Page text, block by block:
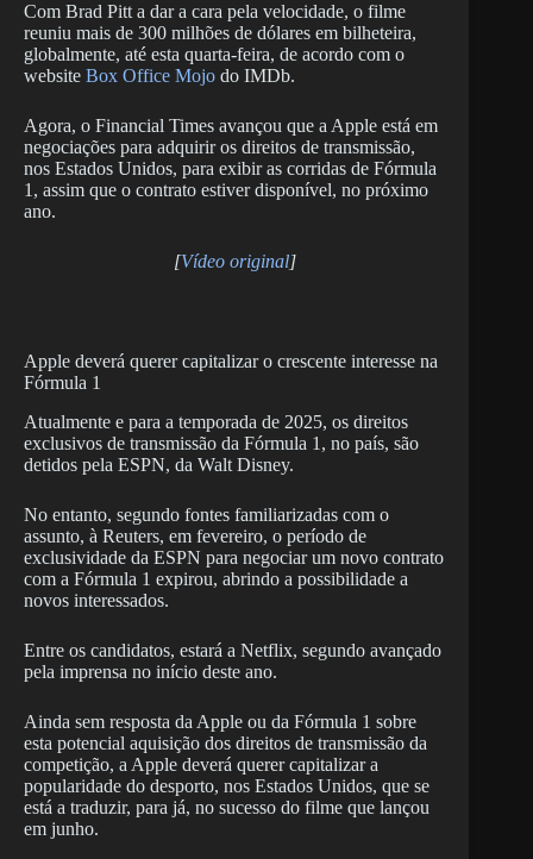
Com Brad Pitt a dar a cara pela velocidade, o filme
reuniu mais de 300 milhões de dólares em bilheteira,
globalmente, até esta quarta-feira, de acordo com o
website Box Office Mojo do IMDb.
Agora, o Financial Times avançou que a Apple está em
negociações para adquirir os direitos de transmissão,
nos Estados Unidos, para exibir as corridas de Fórmula
1, assim que o contrato estiver disponível, no próximo
ano.
[Vídeo original]
Apple deverá querer capitalizar o crescente interesse na
Fórmula 1
Atualmente e para a temporada de 2025, os direitos
exclusivos de transmissão da Fórmula 1, no país, são
detidos pela ESPN, da Walt Disney.
No entanto, segundo fontes familiarizadas com o
assunto, à Reuters, em fevereiro, o período de
exclusividade da ESPN para negociar um novo contrato
com a Fórmula 1 expirou, abrindo a possibilidade a
novos interessados.
Entre os candidatos, estará a Netflix, segundo avançado
pela imprensa no início deste ano.
Ainda sem resposta da Apple ou da Fórmula 1 sobre
esta potencial aquisição dos direitos de transmissão da
competição, a Apple deverá querer capitalizar a
popularidade do desporto, nos Estados Unidos, que se
está a traduzir, para já, no sucesso do filme que lançou
em junho.